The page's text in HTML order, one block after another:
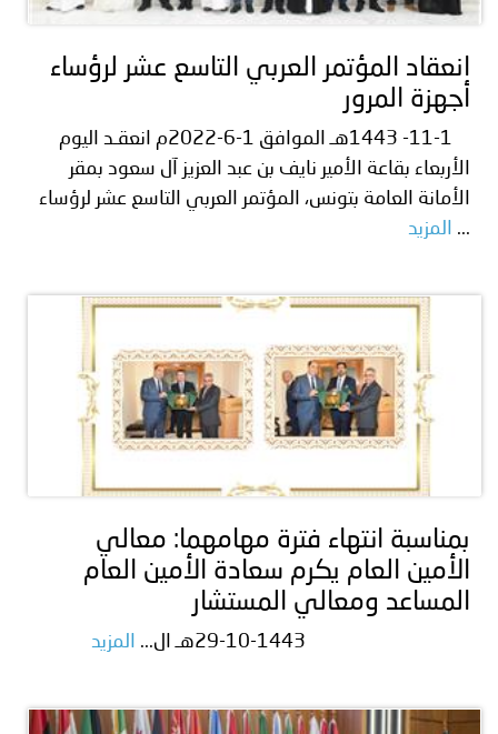
انعقاد المؤتمر العربي التاسع عشر لرؤساء
أجهزة المرور
11-1- 1443هـ الموافق 1-6-2022م انعقـد اليوم
الأربعاء بقاعة الأمير نايف بن عبد العزيز آل سعود بمقر
الأمانة العامة بتونس، المؤتمر العربي التاسع عشر لرؤساء
...
المزيد
بمناسبة انتهاء فترة مهامهما: معالي
الأمين العام يكرم سعادة الأمين العام
المساعد ومعالي المستشار
المزيد